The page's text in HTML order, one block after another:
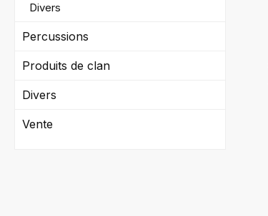
Divers
Percussions
Produits de clan
Divers
Vente